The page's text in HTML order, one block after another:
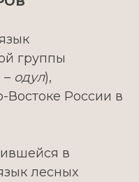
группы
– одул),
России в
в
лесных